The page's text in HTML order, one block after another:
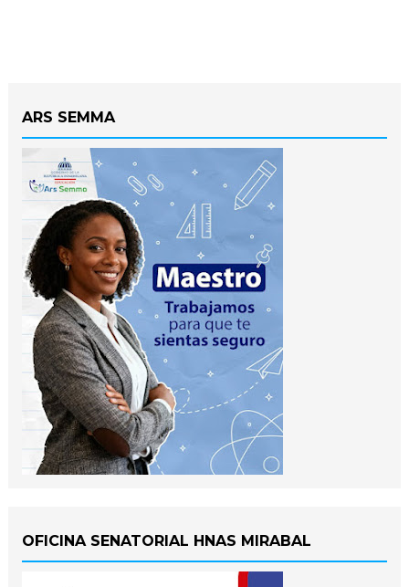
ARS SEMMA
OFICINA SENATORIAL HNAS MIRABAL